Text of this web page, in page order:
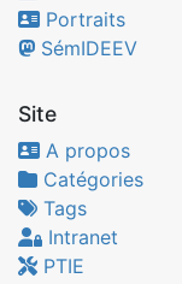
Portraits
SémIDEEV
Site
A propos
Catégories
Tags
Intranet
PTIE